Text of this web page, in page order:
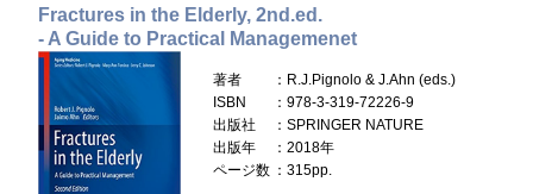
Fractures in the Elderly, 2nd.ed.
- A Guide to Practical Managemenet
著者
：R.J.Pignolo & J.Ahn (eds.)
ISBN
：978-3-319-72226-9
出版社
：SPRINGER NATURE
出版年
：2018年
ページ数 ：315pp.